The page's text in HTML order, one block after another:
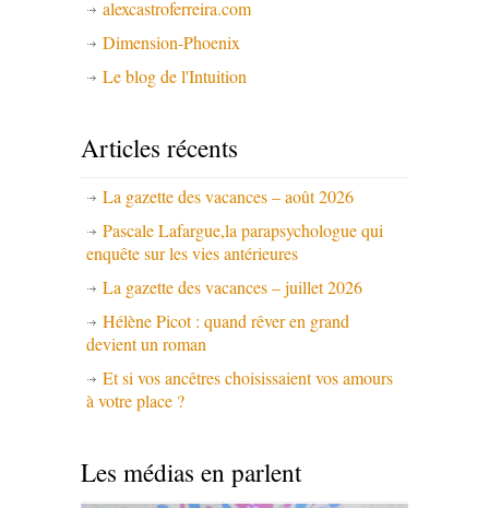
alexcastroferreira.com
Dimension-Phoenix
Le blog de l'Intuition
Articles récents
La gazette des vacances – août 2026
Pascale Lafargue,la parapsychologue qui
enquête sur les vies antérieures
La gazette des vacances – juillet 2026
Hélène Picot : quand rêver en grand
devient un roman
Et si vos ancêtres choisissaient vos amours
à votre place ?
Les médias en parlent